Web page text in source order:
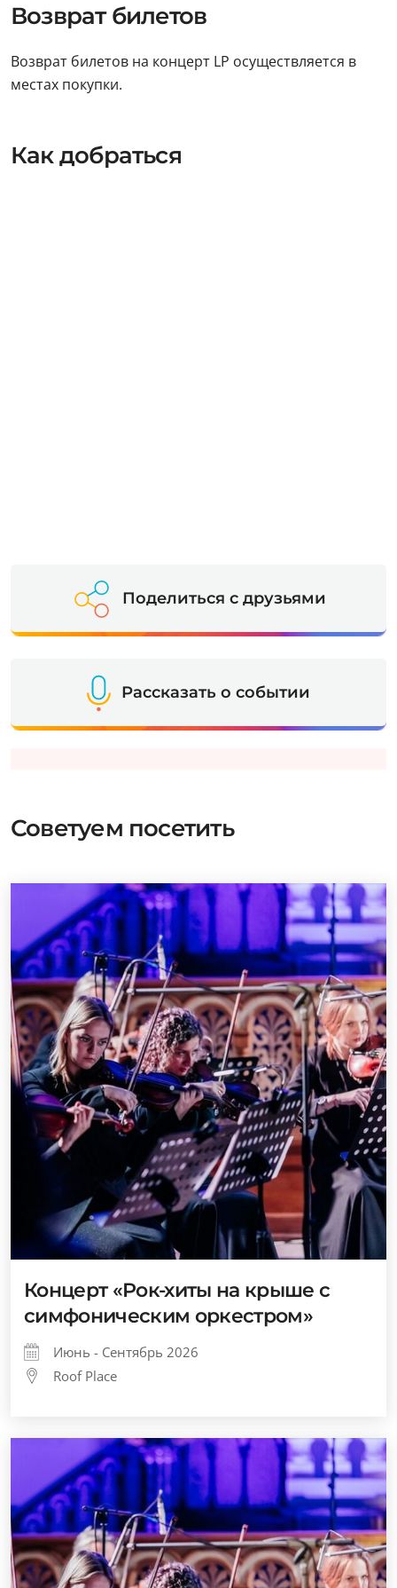
Возврат билетов
Возврат билетов на концерт LP осуществляется в
местах покупки.
Как добраться
Поделиться с друзьями
Рассказать о событии
Советуем посетить
Концерт «Рок-хиты на крыше с
симфоническим оркестром»
Июнь - Сентябрь 2026
Roof Place